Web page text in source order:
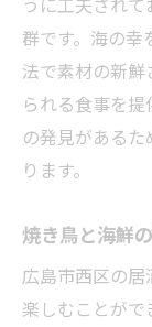
群です。海の
法で素材の新鮮
られる食事を
の発見がある
ります。
焼き鳥と海鮮
広島市西区の
楽しむことがで